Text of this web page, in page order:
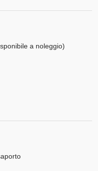
a noleggio)